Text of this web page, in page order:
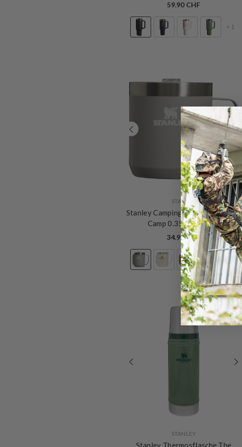
59.90 CHF
+ 1
STANLEY
Stanley Camping Becher Everyday
Camp 0.35 L- Ash 2.0
34.90 CHF
+
STANLEY
Stanley Thermosflasche The